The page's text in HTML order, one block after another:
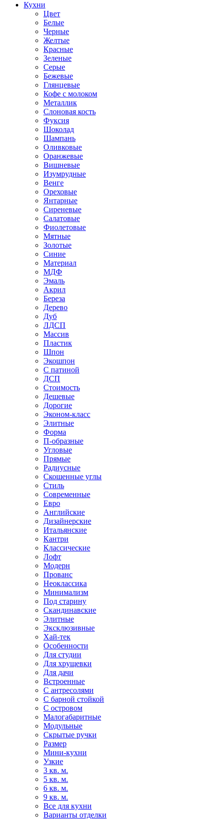
Кухни
Цвет
Белые
Черные
Желтые
Красные
Зеленые
Серые
Бежевые
Глянцевые
Кофе с молоком
Металлик
Слоновая кость
Фуксия
Шоколад
Шампань
Оливковые
Оранжевые
Вишневые
Изумрудные
Венге
Ореховые
Янтарные
Сиреневые
Салатовые
Фиолетовые
Мятные
Золотые
Синие
Материал
МДФ
Эмаль
Акрил
Береза
Дерево
Дуб
ЛДСП
Массив
Пластик
Шпон
Экошпон
С патиной
ДСП
Стоимость
Дешевые
Дорогие
Эконом-класс
Элитные
Форма
П-образные
Угловые
Прямые
Радиусные
Скошенные углы
Стиль
Современные
Евро
Английские
Дизайнерские
Итальянские
Кантри
Классические
Лофт
Модерн
Прованс
Неоклассика
Минимализм
Под старину
Скандинавские
Элитные
Эксклюзивные
Хай-тек
Особенности
Для студии
Для хрущевки
Для дачи
Встроенные
С антресолями
С барной стойкой
С островом
Малогабаритные
Модульные
Скрытые ручки
Размер
Мини-кухни
Узкие
3 кв. м.
5 кв. м.
6 кв. м.
9 кв. м.
Все для кухни
Варианты отделки